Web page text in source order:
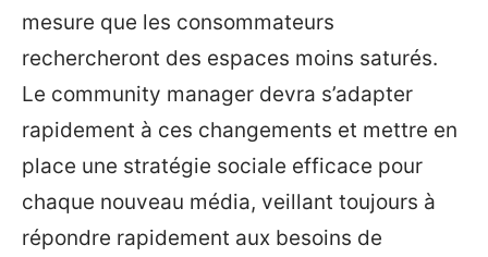
mesure que les consommateurs
rechercheront des espaces moins saturés.
Le community manager devra s’adapter
rapidement à ces changements et mettre en
place une stratégie sociale efficace pour
chaque nouveau média, veillant toujours à
répondre rapidement aux besoins de